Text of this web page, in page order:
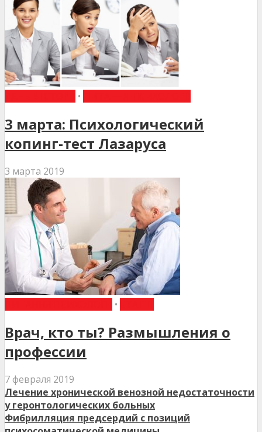
•
3 марта: Психологический
копинг-тест Лазаруса
3 марта 2019
•
Врач, кто ты? Размышления о
профессии
7 февраля 2019
Лечение хронической венозной недостаточности
у геронтологических больных
Фибрилляция предсердий с позиций